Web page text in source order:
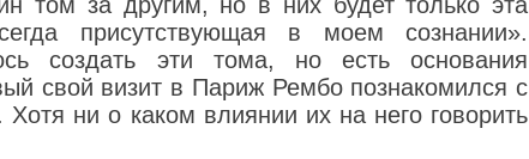
присутствующая в моем сознании».
создать эти тома, но есть основания
свой визит в Париж Рембо познакомился с
ни о каком влиянии их на него говорить